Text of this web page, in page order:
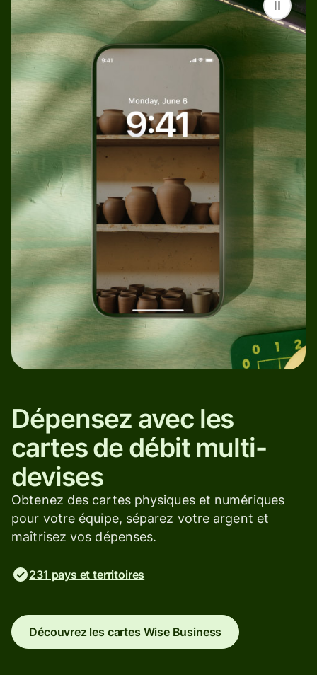
Dépensez avec les
cartes de débit multi-
devises
Obtenez des cartes physiques et numériques
pour votre équipe, séparez votre argent et
maîtrisez vos dépenses.
231 pays et territoires
Découvrez les cartes Wise Business